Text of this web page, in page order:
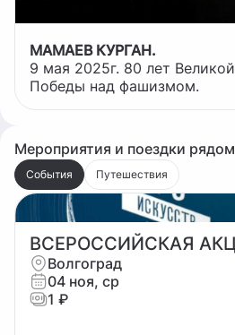
МАМАЕВ КУРГАН.
9 мая 2025г. 80 лет Великой
Победы над фашизмом.
Мероприятия и поездки рядом
События Путешествия
Волгоград
04 ноя, ср
1 ₽